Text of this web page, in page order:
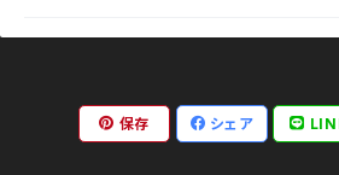
保存 シェア